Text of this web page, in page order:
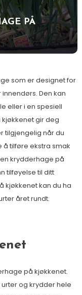
PÅ
som er designet for
Den kan
eller i en spesiell
gir deg
tilgjengelig når du
å tilføre ekstra smak
krydderhage på
tilføyelse til ditt
kjøkkenet kan du ha
året rundt.
på kjøkkenet.
og krydder hele